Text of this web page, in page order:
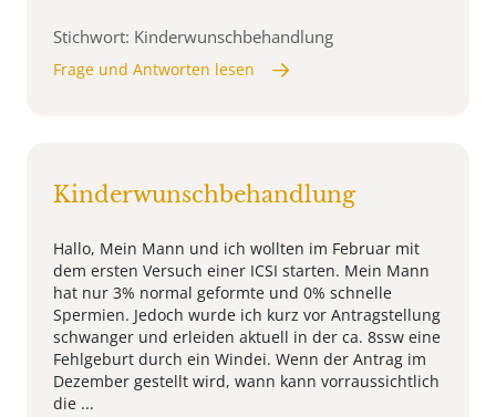
Stichwort: Kinderwunschbehandlung
Frage und Antworten lesen
Kinderwunschbehandlung
Hallo, Mein Mann und ich wollten im Februar mit
dem ersten Versuch einer ICSI starten. Mein Mann
hat nur 3% normal geformte und 0% schnelle
Spermien. Jedoch wurde ich kurz vor Antragstellung
schwanger und erleiden aktuell in der ca. 8ssw eine
Fehlgeburt durch ein Windei. Wenn der Antrag im
Dezember gestellt wird, wann kann vorraussichtlich
die ...